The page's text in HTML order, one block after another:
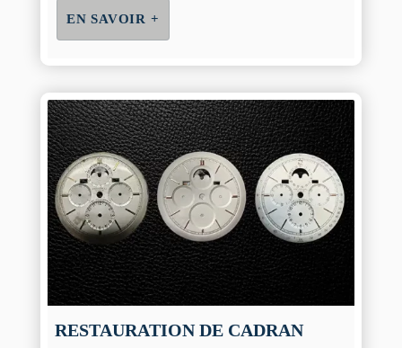
EN SAVOIR +
RESTAURATION DE CADRAN